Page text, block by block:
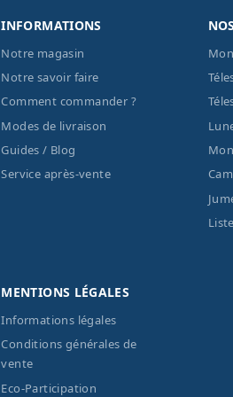
INFORMATIONS
Notre magasin
Notre savoir faire
Comment commander ?
Modes de livraison
Guides / Blog
Service après-vente
MENTIONS LÉGALES
Informations légales
Conditions générales de
vente
Eco-Participation